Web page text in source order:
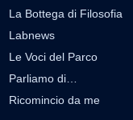
La Bottega di Filosofia
Labnews
Le Voci del Parco
Parliamo di…
Ricomincio da me